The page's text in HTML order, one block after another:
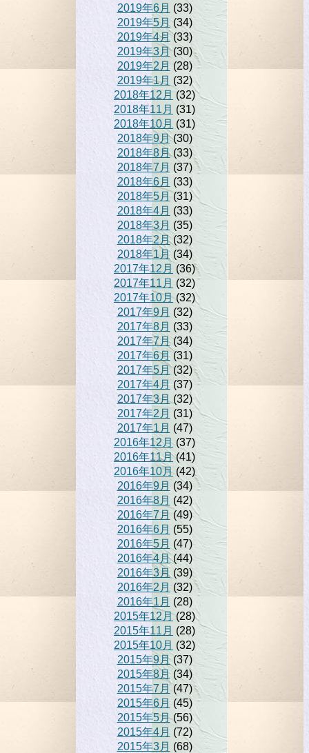
2019年6月 (33)
2019年5月(34)
2019年4月(33)
2019年3月(30)
2019年2月(28)
2019年1月 (32)
2018年12月 (32)
2018年11月 (31)
2018年10月 (31)
2018年9月(30)
2018年8月(33)
2018年7月 (37)
2018年6月 (33)
2018年5月 (31)
2018年4月 (33)
2018年3月 (35)
2018年2月(32)
2018年1月(34)
2017年12月 (36)
2017年11月 (32)
2017年10月 (32)
2017年9月 (32)
2017年8月 (33)
2017年7月(34)
2017年6月(31)
2017年5月(32)
2017年4月(37)
2017年3月(32)
2017年2月 (31)
2017年1月 (47)
2016年12月(37)
2016年11月(41)
2016年10月 (42)
2016年9月 (34)
2016年8月 (42)
2016年7月 (49)
2016年6月 (55)
2016年5月 (47)
2016年4月(44)
2016年3月(39)
2016年2月 (32)
2016年1月 (28)
2015年12月 (28)
2015年11月 (28)
2015年10月 (32)
2015年9月(37)
2015年8月(34)
2015年7月 (47)
2015年6月(45)
2015年5月(56)
2015年4月 (72)
2015年3月 (68)